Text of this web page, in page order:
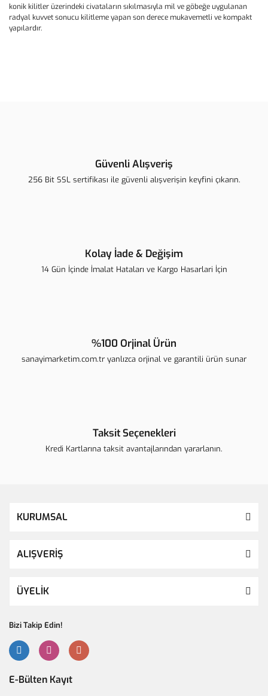
konik kilitler üzerindeki civataların sıkılmasıyla mil ve göbeğe uygulanan
radyal kuvvet sonucu kilitleme yapan son derece mukavemetli ve kompakt
yapılardır.
Ürün açıklamasında eksik bilgiler bulunuyor.
Güvenli Alışveriş
256 Bit SSL sertifikası ile güvenli alışverişin keyfini çıkarın.
Kolay İade & Değişim
14 Gün İçinde İmalat Hataları ve Kargo Hasarlari İçin
%100 Orjinal Ürün
sanayimarketim.com.tr yanlızca orjinal ve garantili ürün sunar
Taksit Seçenekleri
Kredi Kartlarına taksit avantajlarından yararlanın.
KURUMSAL
ALIŞVERİŞ
ÜYELİK
Bizi Takip Edin!
E-Bülten Kayıt